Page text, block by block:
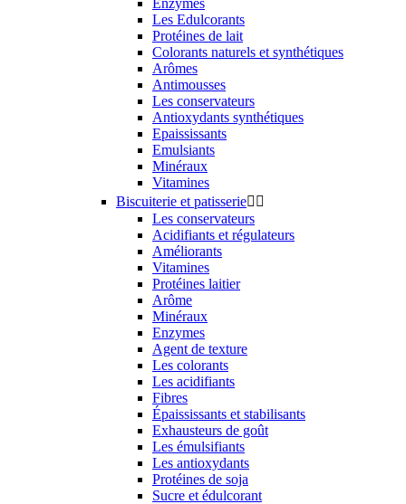
Enzymes
Les Edulcorants
Protéines de lait
Colorants naturels et synthétiques
Arômes
Antimousses
Les conservateurs
Antioxydants synthétiques
Epaississants
Emulsiants
Minéraux
Vitamines
Biscuiterie et patisserie 
Les conservateurs
Acidifiants et régulateurs
Améliorants
Vitamines
Protéines laitier
Arôme
Minéraux
Enzymes
Agent de texture
Les colorants
Les acidifiants
Fibres
Épaississants et stabilisants
Exhausteurs de goût
Les émulsifiants
Les antioxydants
Protéines de soja
Sucre et édulcorant